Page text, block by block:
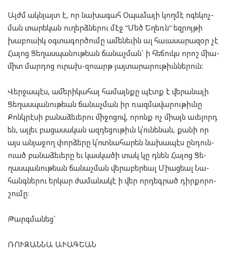
Այժմ ակն­յայտ է, որ նա­խա­գահ Օպա­մա­յի կող­մէ ոգե­կոչ­
ման տա­րե­կան ու­ղերձ­նե­րու մէջ “Մեծ Եղեռն“ եզ­րոյ­թի
խա­բու­սիկ օգ­տա­գոր­ծու­մը ամե­նե­ւին ալ հա­ւա­սա­րա­զօր չէ
Հա­յոց Ցե­ղաս­պա­նու­թեան ճա­նաչ­ման` ի հե­ճուկս որոշ մի­ա­
միտ մար­դոց ու­րախ-զուարթ յայ­տա­րա­րու­թիւն­նե­րուն:
Վեր­ջա­պէս, ամե­րի­կա­հայ հա­մայն­քը պէտք է վե­րա­նա­յի
Ցե­ղաս­պա­նու­թեան ճա­նաչ­ման իր ռազ­մա­վա­րու­թիւնը
Քոնկ­րէսի բա­նա­ձե­ւե­րու մի­ջո­ցով, որոնք ոչ միայն աւե­լորդ
են, այ­լեւ բա­ցա­սա­կան ազ­դե­ցու­թիւն կ՛ու­նե­նան, քա­նի որ
այս ան­յա­ջող փոր­ձե­րը կ՛ոտ­նա­հա­րեն նա­խա­պէս ըն­դուն­
ուած բա­նա­ձե­ւե­րը եւ կաս­կա­ծի տակ կը դնեն Հա­յոց Ցե­
ղաս­պա­նու­թեան ճա­նաչ­ման վե­րա­բեր­եալ Մի­աց­եալ Նա­
հանգ­նե­րու եր­կար ժա­մա­նա­կէ ի վեր որ­դեգ­րած դիր­քո­րո­
շու­մը:
Թարգ­մա­նեց`
ՌՈՒ­ԶԱՆ­ՆԱ ԱՒԱԳ­ԵԱՆ